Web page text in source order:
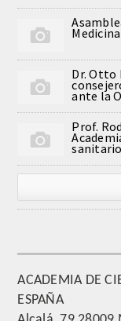
ODONTOLOGIA
ORTOGNATIA
NÚMERO
Alfabético
HONOR
Dr. Otto
ante la
Prof.
ACADEMIA DE
ESPAÑA